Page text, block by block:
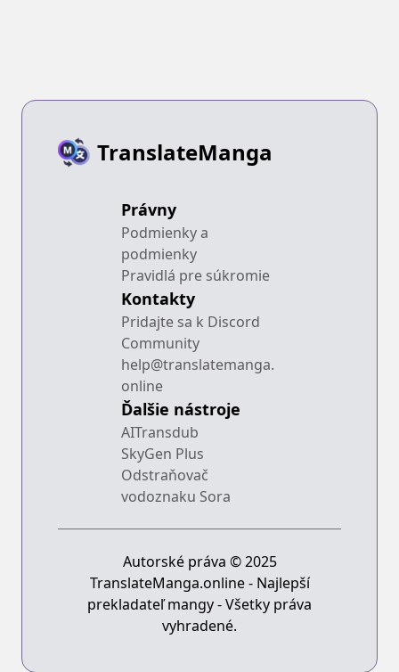
TranslateManga
Právny
Podmienky a
podmienky
Pravidlá pre súkromie
Kontakty
Pridajte sa k Discord
Community
help@translatemanga.
online
Ďalšie nástroje
AITransdub
SkyGen Plus
Odstraňovač
vodoznaku Sora
Autorské práva © 2025
TranslateManga.online - Najlepší
prekladateľ mangy - Všetky práva
vyhradené.